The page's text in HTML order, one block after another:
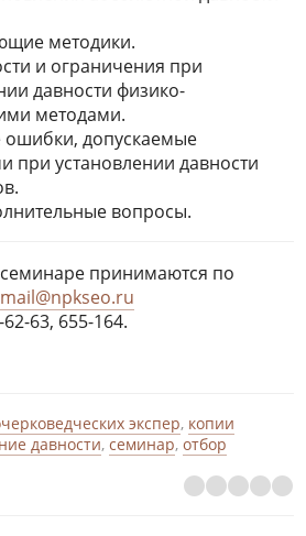
методики.
и ограничения при
давности физико-
методами.
допускаемые
при установлении давности
вопросы.
семинаре принимаются по
mail@npkseo.ru
63, 655-164.
экспер, копии
давности, семинар, отбор